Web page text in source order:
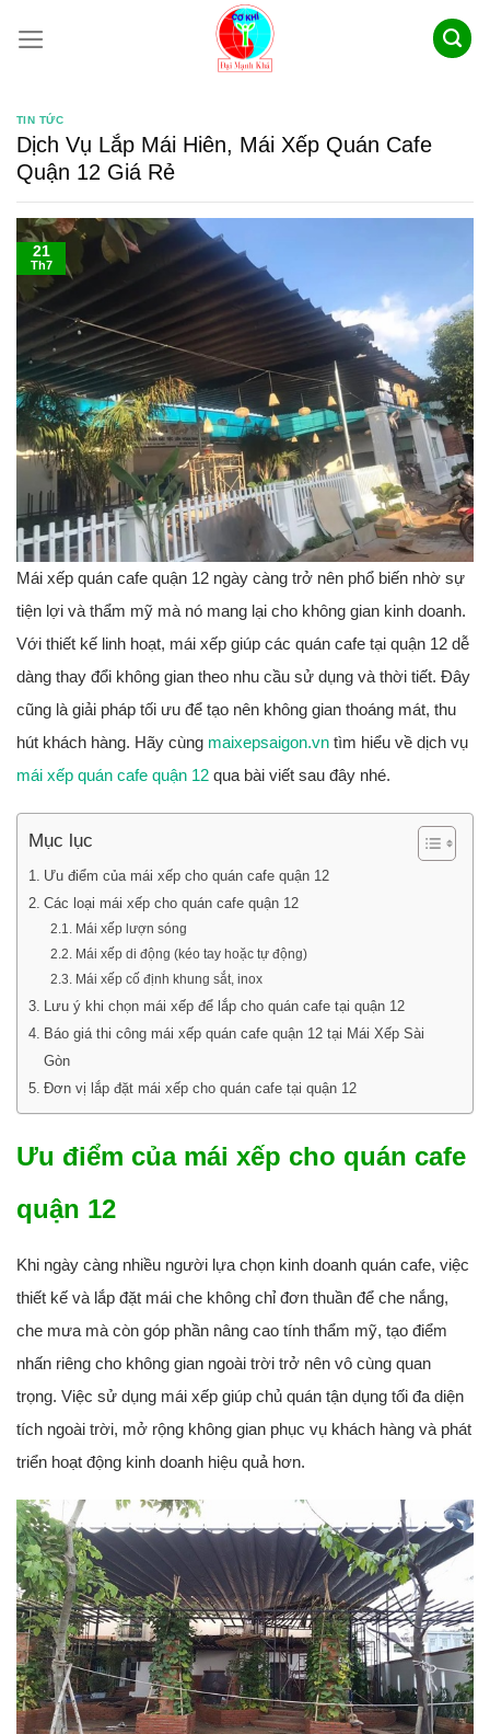
TIN TỨC
Dịch Vụ Lắp Mái Hiên, Mái Xếp Quán Cafe
Quận 12 Giá Rẻ
21
Th7
Mái xếp quán cafe quận 12 ngày càng trở nên phổ biến nhờ sự
tiện lợi và thẩm mỹ mà nó mang lại cho không gian kinh doanh.
Với thiết kế linh hoạt, mái xếp giúp các quán cafe tại quận 12 dễ
dàng thay đổi không gian theo nhu cầu sử dụng và thời tiết. Đây
cũng là giải pháp tối ưu để tạo nên không gian thoáng mát, thu
hút khách hàng. Hãy cùng maixepsaigon.vn tìm hiểu về dịch vụ
mái xếp quán cafe quận 12 qua bài viết sau đây nhé.
Mục lục
Ưu điểm của mái xếp cho quán cafe quận 12
Các loại mái xếp cho quán cafe quận 12
Mái xếp lượn sóng
Mái xếp di động (kéo tay hoặc tự động)
Mái xếp cố định khung sắt, inox
Lưu ý khi chọn mái xếp để lắp cho quán cafe tại quận 12
Báo giá thi công mái xếp quán cafe quận 12 tại Mái Xếp Sài
Gòn
Đơn vị lắp đặt mái xếp cho quán cafe tại quận 12
Ưu điểm của mái xếp cho quán cafe
quận 12
Khi ngày càng nhiều người lựa chọn kinh doanh quán cafe, việc
thiết kế và lắp đặt mái che không chỉ đơn thuần để che nắng,
che mưa mà còn góp phần nâng cao tính thẩm mỹ, tạo điểm
nhấn riêng cho không gian ngoài trời trở nên vô cùng quan
trọng. Việc sử dụng mái xếp giúp chủ quán tận dụng tối đa diện
tích ngoài trời, mở rộng không gian phục vụ khách hàng và phát
triển hoạt động kinh doanh hiệu quả hơn.